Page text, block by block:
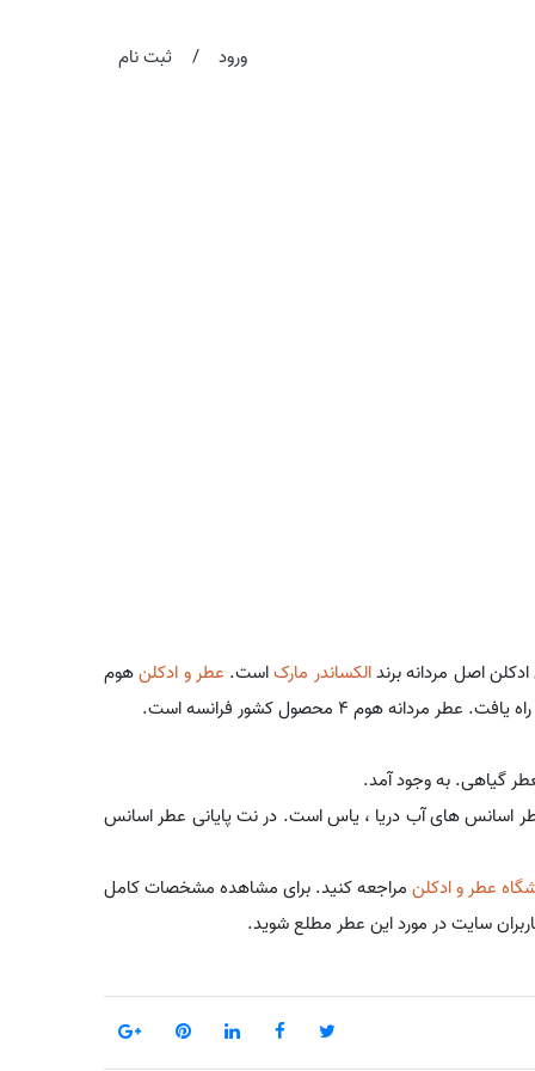
ورود / ثبت نام
الکساندر مارکاست. عطر و ادکلنهوم
اسانس های آب دریا ، یاس است. در نت پایانی عطر اسانس
عطر و ادکلنمراجعه کنید. برای مشاهده مشخصات کامل
سایت در مورد این عطر مطلع شوید.